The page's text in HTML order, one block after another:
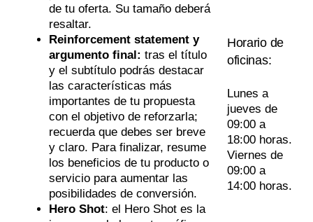
de tu oferta. Su tamaño deberá
resaltar.
Reinforcement statement y
argumento final: tras el título
y el subtítulo podrás destacar
las características más
importantes de tu propuesta
con el objetivo de reforzarla;
recuerda que debes ser breve
y claro. Para finalizar, resume
los beneficios de tu producto o
servicio para aumentar las
posibilidades de conversión.
Hero Shot: el Hero Shot es la
Horario de
oficinas:
Lunes a
jueves de
09:00 a
18:00 horas.
Viernes de
09:00 a
14:00 horas.